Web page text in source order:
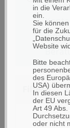
in die
ein.
Sie
für die
Website
Bitte
des
USA)
In diesen
der EU
Art 49
oder nicht
Filtern
filtern